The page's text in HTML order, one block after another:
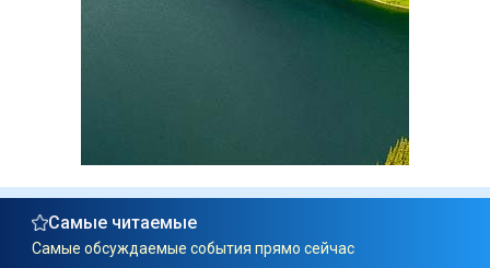
Самые читаемые
Самые обсуждаемые события прямо сейчас